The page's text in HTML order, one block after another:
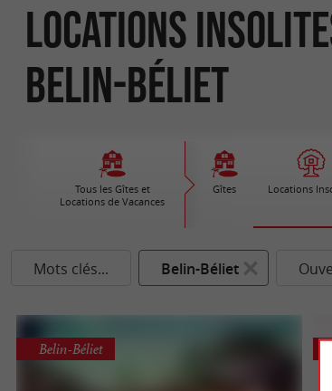
Locations
Belin-Béliet
Tous les Gîtes et
Locations de Vacances
Gîtes Locations
Mots clés... Belin-Béliet
Belin-Béliet